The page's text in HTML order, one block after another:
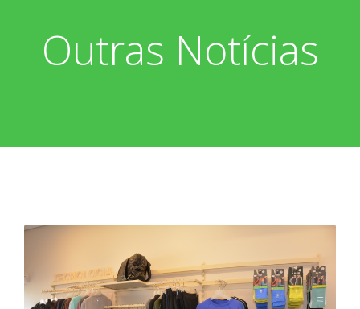
Outras Notícias